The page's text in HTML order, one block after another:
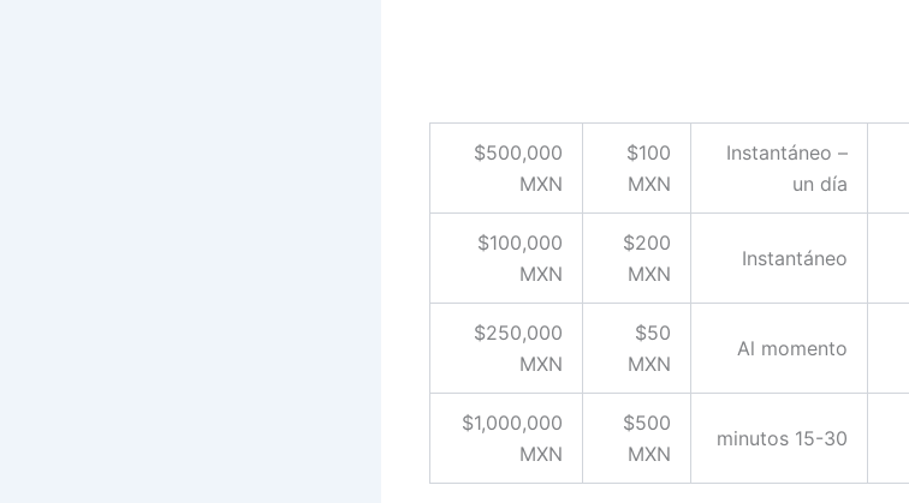
Instantáneo –
un día
$100
MXN
$500,000
MXN
Instantáneo
$200
MXN
$100,000
MXN
Al momento
$50
MXN
$250,000
MXN
15-30 minutos
$500
MXN
$1,000,000
MXN